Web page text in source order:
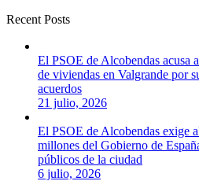
Recent Posts
El PSOE de Alcobendas acusa
de viviendas en Valgrande por
acuerdos
21 julio, 2026
El PSOE de Alcobendas exige
millones del Gobierno de
públicos de la ciudad
6 julio, 2026